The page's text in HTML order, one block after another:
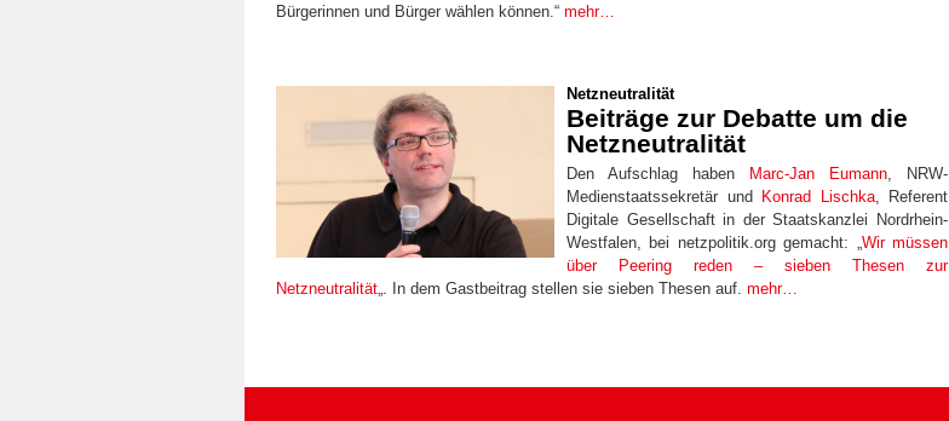
Bürgerinnen und Bürger wählen können.“ mehr…
Netzneutralität
Beiträge zur Debatte um die
Netzneutralität
Den Aufschlag haben Marc-Jan Eumann , NRW-
Medienstaatssekretär und Konrad Lischka, Referent
Digitale Gesellschaft in der Staatskanzlei Nordrhein-
Westfalen, bei netzpolitik.org gemacht: „ Wir müssen
über Peering reden – sieben Thesen zur
Netzneutralität „. In dem Gastbeitrag stellen sie sieben Thesen auf. mehr…